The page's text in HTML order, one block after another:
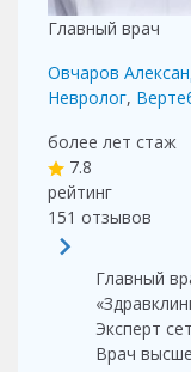
Главный врач
Овчаров
Невролог,
более лет стаж
7.8
рейтинг
151 отзывов
Главный
Эксперт
Врач